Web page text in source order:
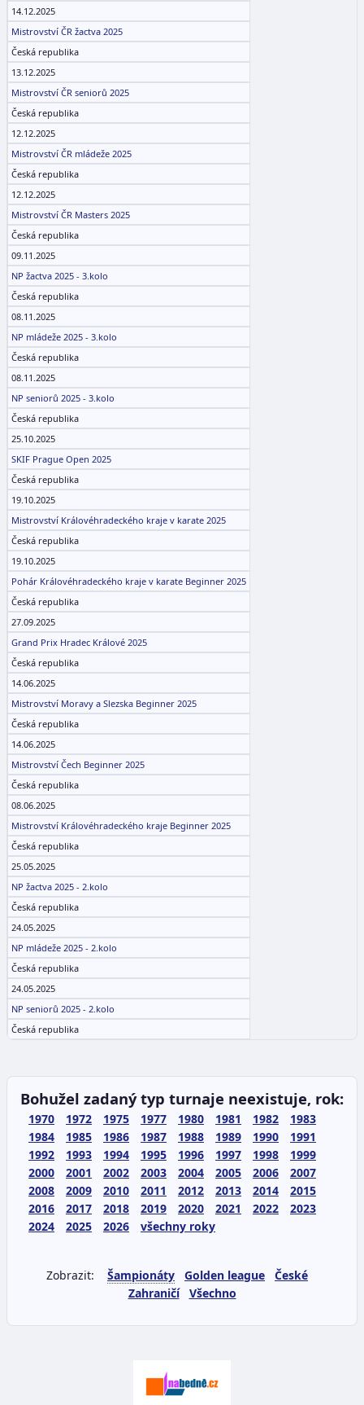
14.12.2025
Mistrovství ČR žactva 2025
Česká republika
13.12.2025
Mistrovství ČR seniorů 2025
Česká republika
12.12.2025
Mistrovství ČR mládeže 2025
Česká republika
12.12.2025
Mistrovství ČR Masters 2025
Česká republika
09.11.2025
NP žactva 2025 - 3.kolo
Česká republika
08.11.2025
NP mládeže 2025 - 3.kolo
Česká republika
08.11.2025
NP seniorů 2025 - 3.kolo
Česká republika
25.10.2025
SKIF Prague Open 2025
Česká republika
19.10.2025
Mistrovství Královéhradeckého kraje v karate 2025
Česká republika
19.10.2025
Pohár Královéhradeckého kraje v karate Beginner 2025
Česká republika
27.09.2025
Grand Prix Hradec Králové 2025
Česká republika
14.06.2025
Mistrovství Moravy a Slezska Beginner 2025
Česká republika
14.06.2025
Mistrovství Čech Beginner 2025
Česká republika
08.06.2025
Mistrovství Královéhradeckého kraje Beginner 2025
Česká republika
25.05.2025
NP žactva 2025 - 2.kolo
Česká republika
24.05.2025
NP mládeže 2025 - 2.kolo
Česká republika
24.05.2025
NP seniorů 2025 - 2.kolo
Česká republika
Bohužel zadaný typ turnaje neexistuje, rok:
1970 1972 1975 1977 1980 1981 1982
1983
1984
1985 1986 1987 1988 1989 1990
1991
1992
1993 1994 1995 1996 1997 1998
1999
2000
2001 2002 2003 2004 2005 2006
2007
2008
2009 2010 2011 2012 2013 2014
2015
2016
2017 2018 2019 2020 2021 2022
2023
2024
2025 2026 všechny roky
Zobrazit: Šampionáty Golden league
České
Zahraničí
Všechno